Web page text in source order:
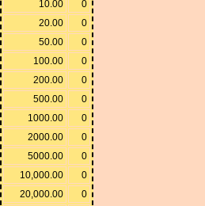
10.00
0
20.00
0
50.00
0
100.00
0
200.00
0
500.00
0
1000.00
0
2000.00
0
5000.00
0
10,000.00
0
20,000.00
0